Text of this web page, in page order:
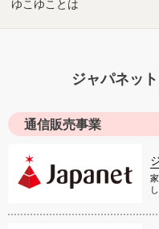
ゆこゆことは
ジャパネッ
通信販売事業